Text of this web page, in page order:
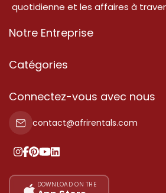
quotidienne et les affaires à
Notre Entreprise
À Propos
Conditions d'Utilisation
Politique de Confidentialité
Nos tarifs
Catégories
Propriété
Propriété à vendre
Propriété à louer
Ajoutez votre témoignage
Connectez-vous avec nous
contact@afrirentals.com
DOWNLOAD ON THE